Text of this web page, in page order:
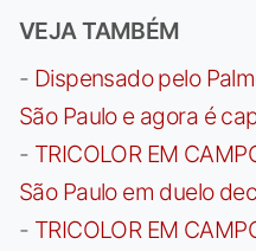
VEJA TAMBÉM
- Dispensado pelo
São Paulo e agora é
- TRICOLOR EM
São Paulo em duelo
- TRICOLOR EM